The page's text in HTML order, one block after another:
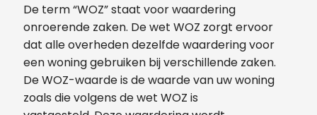
De term “WOZ” staat voor waardering
onroerende zaken. De wet WOZ zorgt ervoor
dat alle overheden dezelfde waardering voor
een woning gebruiken bij verschillende zaken.
De WOZ-waarde is de waarde van uw woning
zoals die volgens de wet WOZ is